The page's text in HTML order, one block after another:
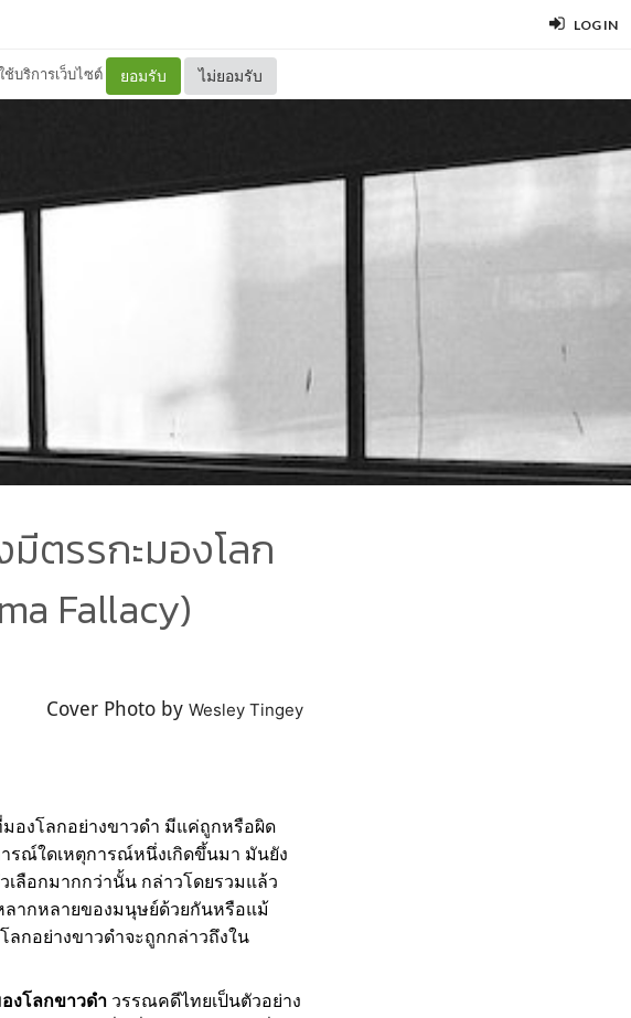
LOG IN
ช้บริการเว็บไซต์ ยอมรับ ไม่ยอมรับ
ตรรกะมองโลก
Fallacy)
Cover Photo by Wesley Tingey
องโลกอย่างขาวดำ มีแค่ถูกหรือผิด
รณ์ใดเหตุการณ์หนึ่งเกิดขึ้นมา มันยัง
เลือกมากกว่านั้น กล่าวโดยรวมแล้ว
ลากหลายของมนุษย์ด้วยกันหรือแม้
กอย่างขาวดำจะถูกกล่าวถึงใน
งโลกขาวดำ วรรณคดีไทยเป็นตัวอย่าง